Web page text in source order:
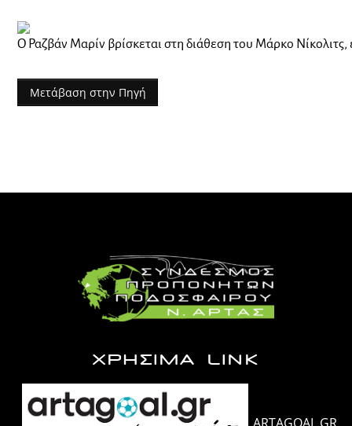
Ο Ραζβάν Μαρίν βρίσκεται στη διάθεση του Μάρκο
Μετάβαση στην Πηγή
ΧΡΗΣΙΜΑ LINK